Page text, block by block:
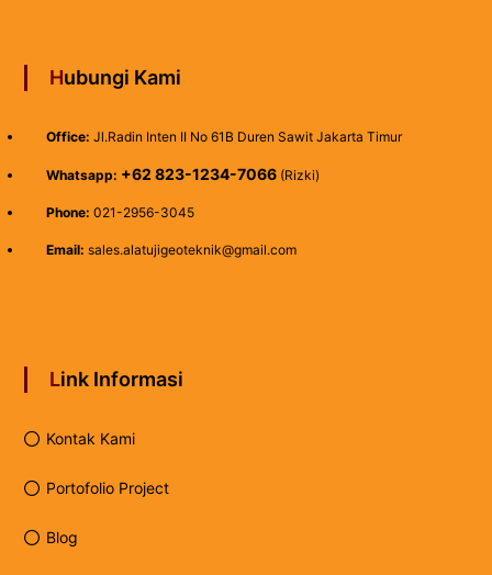
Hubungi Kami
Office: Jl.Radin Inten II No 61B Duren Sawit Jakarta Timur
Whatsapp: +62 823-1234-7066(Rizki)
Phone: 021-2956-3045
Email: sales.alatujigeoteknik@gmail.com
Link Informasi
Kontak Kami
Portofolio Project
Blog